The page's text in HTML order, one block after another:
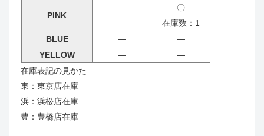
PINK ―
〇
在庫数：1
BLUE
―
―
YELLOW
―
―
在庫表記の見かた
東：東京店在庫
浜：浜松店在庫
豊：豊橋店在庫